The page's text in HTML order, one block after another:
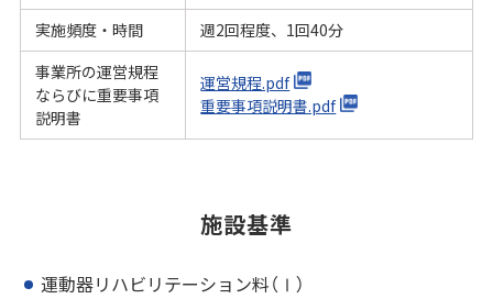
実施頻度・時間
週2回程度、1回40分
事業所の運営規程
ならびに重要事項
説明書
運営規程.pdf
重要事項説明書.pdf
施設基準
運動器リハビリテーション料（Ⅰ）